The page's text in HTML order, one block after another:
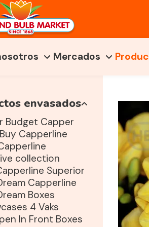
Mercados
envasados
Budget Capper
Capperline
collection
Superior
Capperline
Boxes
4 Vaks
In Front Boxes